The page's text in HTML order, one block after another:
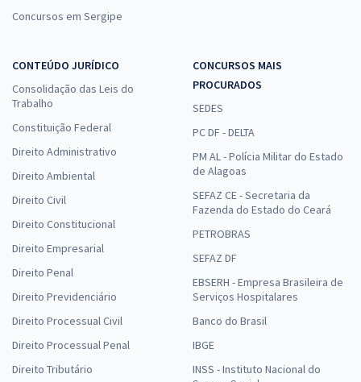
Concursos em Sergipe
CONTEÚDO JURÍDICO
Consolidação das Leis do
Trabalho
Constituição Federal
Direito Administrativo
Direito Ambiental
Direito Civil
Direito Constitucional
Direito Empresarial
Direito Penal
Direito Previdenciário
Direito Processual Civil
Direito Processual Penal
Direito Tributário
CONCURSOS MAIS
PROCURADOS
SEDES
PC DF - DELTA
PM AL - Polícia Militar do Estado
de Alagoas
SEFAZ CE - Secretaria da
Fazenda do Estado do Ceará
PETROBRAS
SEFAZ DF
EBSERH - Empresa Brasileira de
Serviços Hospitalares
Banco do Brasil
IBGE
INSS - Instituto Nacional do